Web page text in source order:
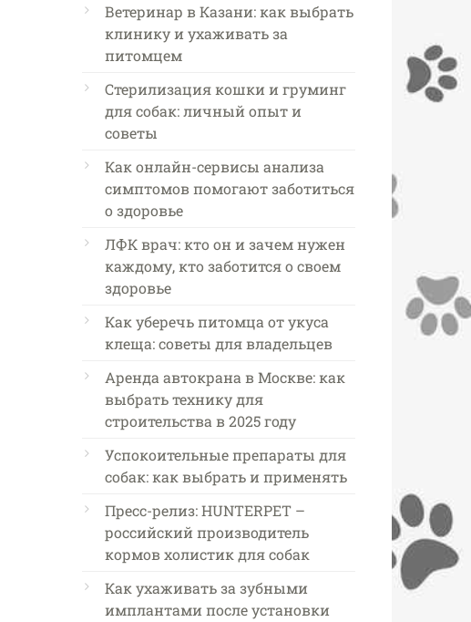
Ветеринар в Казани: как выбрать
клинику и ухаживать за
питомцем
Стерилизация кошки и груминг
для собак: личный опыт и
советы
Как онлайн-сервисы анализа
симптомов помогают заботиться
о здоровье
ЛФК врач: кто он и зачем нужен
каждому, кто заботится о своем
здоровье
Как уберечь питомца от укуса
клеща: советы для владельцев
Аренда автокрана в Москве: как
выбрать технику для
строительства в 2025 году
Успокоительные препараты для
собак: как выбрать и применять
Пресс-релиз: HUNTERPET –
российский производитель
кормов холистик для собак
Как ухаживать за зубными
имплантами после установки